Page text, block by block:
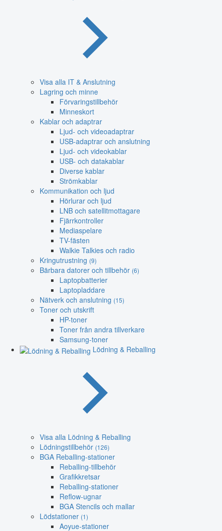
Visa alla IT & Anslutning
Lagring och minne
Förvaringstillbehör
Minneskort
Kablar och adaptrar
Ljud- och videoadaptrar
USB-adaptrar och anslutning
Ljud- och videokablar
USB- och datakablar
Diverse kablar
Strömkablar
Kommunikation och ljud
Hörlurar och ljud
LNB och satellitmottagare
Fjärrkontroller
Mediaspelare
TV-fästen
Walkie Talkies och radio
Kringutrustning (9)
Bärbara datorer och tillbehör (6)
Laptopbatterier
Laptopladdare
Nätverk och anslutning (15)
Toner och utskrift
HP-toner
Toner från andra tillverkare
Samsung-toner
Lödning & Reballing
Visa alla Lödning & Reballing
Lödningstillbehör (126)
BGA Reballing-stationer
Reballing-tillbehör
Grafikkretsar
Reballing-stationer
Reflow-ugnar
BGA Stencils och mallar
Lödstationer (1)
Aoyue-stationer